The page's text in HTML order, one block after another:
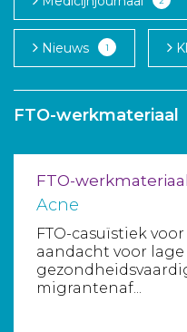
Aanmelden
Nieuws 1
FTO-werkmateriaal
FTO-werkmateriaal
Acne
FTO-casuïstiek
aandacht voor lage
migrantenaf...